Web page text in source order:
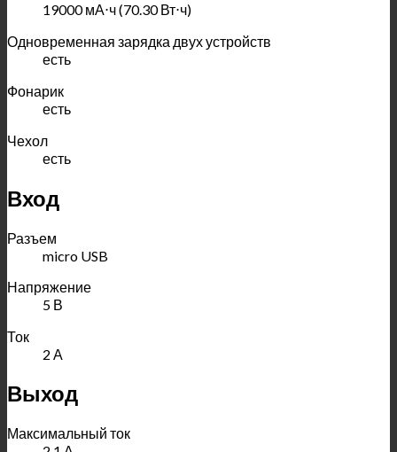
19000 мА⋅ч (70.30 Вт⋅ч)
Одновременная зарядка двух устройств
есть
Фонарик
есть
Чехол
есть
Вход
Разъем
micro USB
Напряжение
5 В
Ток
2 А
Выход
Максимальный ток